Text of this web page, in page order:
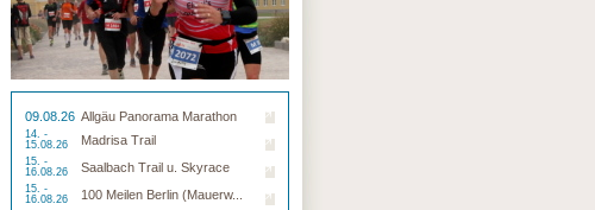
09.08.26 Allgäu Panorama Marathon
14. -
15.08.26
Madrisa Trail
15. -
16.08.26
Saalbach Trail u. Skyrace
15. -
16.08.26
100 Meilen Berlin (Mauerw...